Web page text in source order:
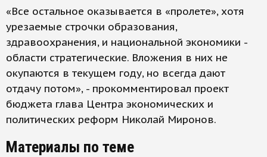
«Все остальное оказывается в «пролете», хотя
урезаемые строчки образования,
здравоохранения, и национальной экономики -
области стратегические. Вложения в них не
окупаются в текущем году, но всегда дают
отдачу потом», - прокомментировал проект
бюджета глава Центра экономических и
политических реформ Николай Миронов.
Материалы по теме